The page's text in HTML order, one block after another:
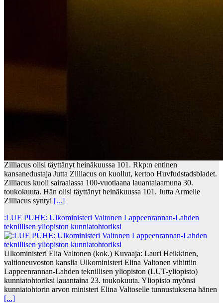
Zilliacus olisi täyttänyt heinäkuussa 101. Rkp:n entinen
kansanedustaja Jutta Zilliacus on kuollut, kertoo Huvfudstadsbladet.
Zilliacus kuoli sairaalassa 100-vuotiaana lauantaiaamuna 30.
toukokuuta. Hän olisi täyttänyt heinäkuussa 101. Jutta Armelle
Zilliacus syntyi [...]
:LUE PUHE: Ulkoministeri Valtonen Lappeenrannan-Lahden
teknillisen yliopiston kunniatohtoriksi
Ulkoministeri Elia Valtonen (kok.) Kuvaaja: Lauri Heikkinen,
valtioneuvoston kanslia Ulkoministeri Elina Valtonen vihittiin
Lappeenrannan-Lahden teknillisen yliopiston (LUT-yliopisto)
kunniatohtoriksi lauantaina 23. toukokuuta. Yliopisto myönsi
kunniatohtorin arvon ministeri Elina Valtoselle tunnustuksena hänen
[...]